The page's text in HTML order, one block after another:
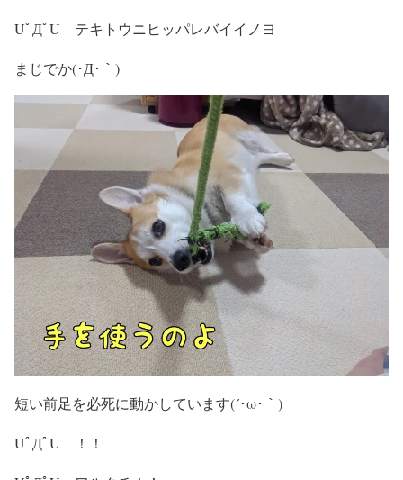
UﾟДﾟU テキトウニヒッパレバイイノヨ
まじでか(･Д･｀)
短い前足を必死に動かしています(´･ω･｀)
UﾟДﾟU ！！